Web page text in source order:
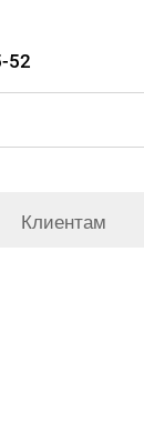
52
Клиентам